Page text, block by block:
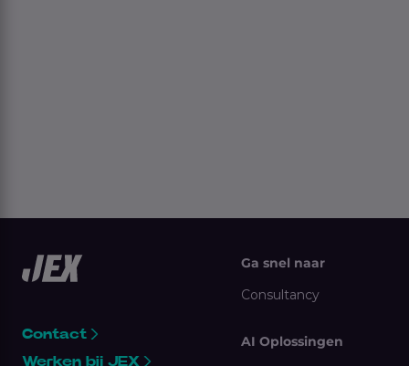
Contact
Werken bij JEX
Ga snel naar
Consultancy
AI Oplossingen